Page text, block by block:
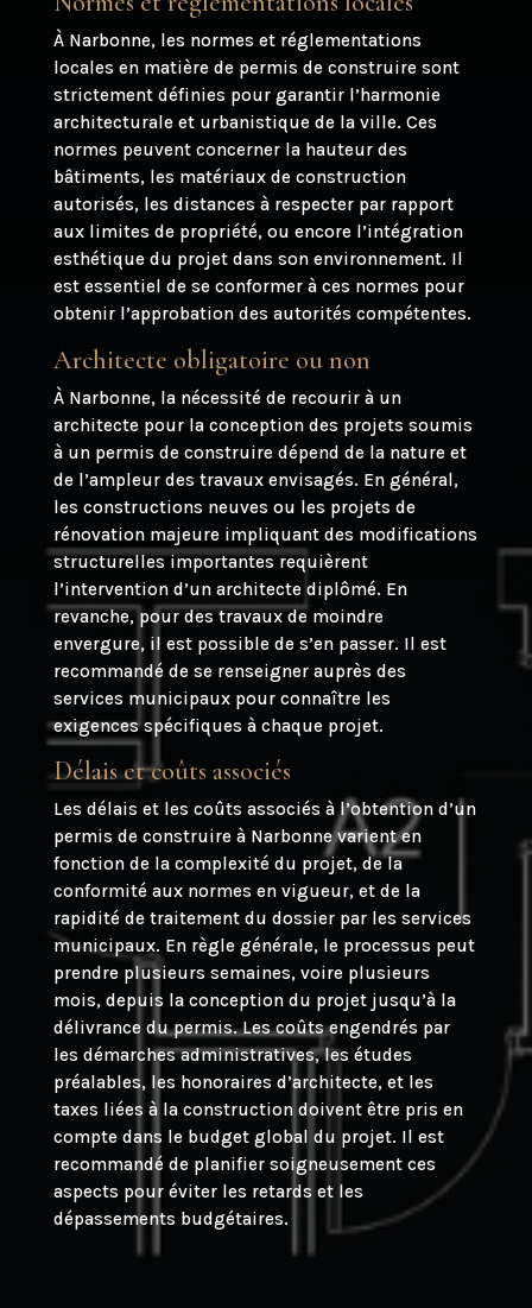
À Narbonne, les normes et réglementations
locales en matière de permis de construire sont
strictement définies pour garantir l’harmonie
architecturale et urbanistique de la ville. Ces
normes peuvent concerner la hauteur des
bâtiments, les matériaux de construction
autorisés, les distances à respecter par rapport
aux limites de propriété, ou encore l’intégration
esthétique du projet dans son environnement. Il
est essentiel de se conformer à ces normes pour
obtenir l’approbation des autorités compétentes.
Architecte obligatoire ou non
À Narbonne, la nécessité de recourir à un
architecte pour la conception des projets soumis
à un permis de construire dépend de la nature et
de l’ampleur des travaux envisagés. En général,
les constructions neuves ou les projets de
rénovation majeure impliquant des modifications
structurelles importantes requièrent
l’intervention d’un architecte diplômé. En
revanche, pour des travaux de moindre
envergure, il est possible de s’en passer. Il est
recommandé de se renseigner auprès des
services municipaux pour connaître les
exigences spécifiques à chaque projet.
Délais et coûts associés
Les délais et les coûts associés à l’obtention d’un
permis de construire à Narbonne varient en
fonction de la complexité du projet, de la
conformité aux normes en vigueur, et de la
rapidité de traitement du dossier par les services
municipaux. En règle générale, le processus peut
prendre plusieurs semaines, voire plusieurs
mois, depuis la conception du projet jusqu’à la
délivrance du permis. Les coûts engendrés par
les démarches administratives, les études
préalables, les honoraires d’architecte, et les
taxes liées à la construction doivent être pris en
compte dans le budget global du projet. Il est
recommandé de planifier soigneusement ces
aspects pour éviter les retards et les
dépassements budgétaires.